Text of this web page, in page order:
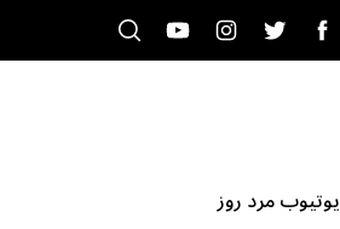
یوتیوب مرد روز